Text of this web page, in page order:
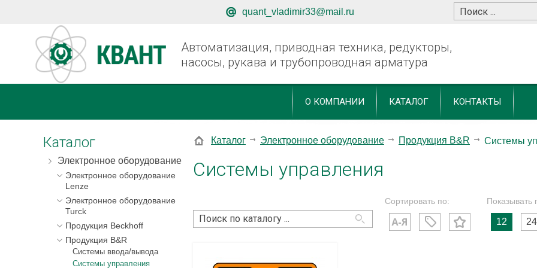
quant_vladimir33@mail.ru
Автоматизация, приводная техника, редукторы,
насосы, рукава и трубопроводная арматура
О КОМПАНИИ КАТАЛОГ КОНТАКТЫ
Каталог
Электронное оборудование
Электронное оборудование
Lenze
Электронное оборудование
Turck
Продукция Beckhoff
Продукция B&R
Системы ввода/вывода
Системы управления
Каталог Электронное оборудование Продукция B&R Системы
Системы управления
Сортировать по: Показывать
12 24